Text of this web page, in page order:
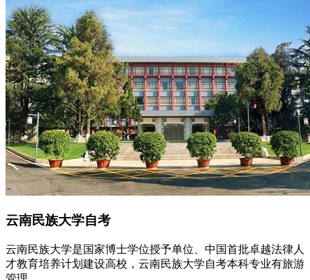
云南民族大学自考
云南民族大学是国家博士学位授予单位、中国首批卓越法律人
才教育培养计划建设高校，云南民族大学自考本科专业有旅游